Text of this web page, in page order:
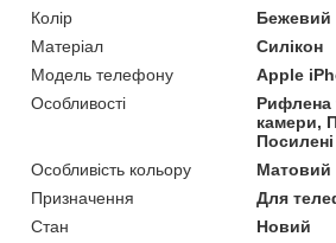
Колір
Бежевий
Матеріал
Силікон
Модель телефону
Apple
Особливості
Рифлена
камери,
Особливість кольору
Матовий
Призначення
Для
Стан
Новий